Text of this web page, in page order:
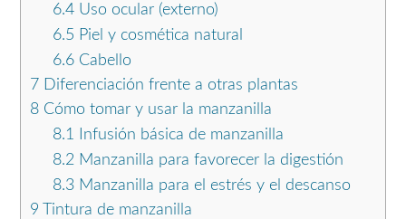
6.4Uso ocular (externo)
6.5 Piel y cosmética natural
6.6Cabello
7 Diferenciación frente a otras plantas
8 Cómo tomar y usar la manzanilla
8.1 Infusión básica de manzanilla
8.2Manzanilla para favorecer la digestión
8.3Manzanilla para el estrés y el descanso
9 Tintura de manzanilla